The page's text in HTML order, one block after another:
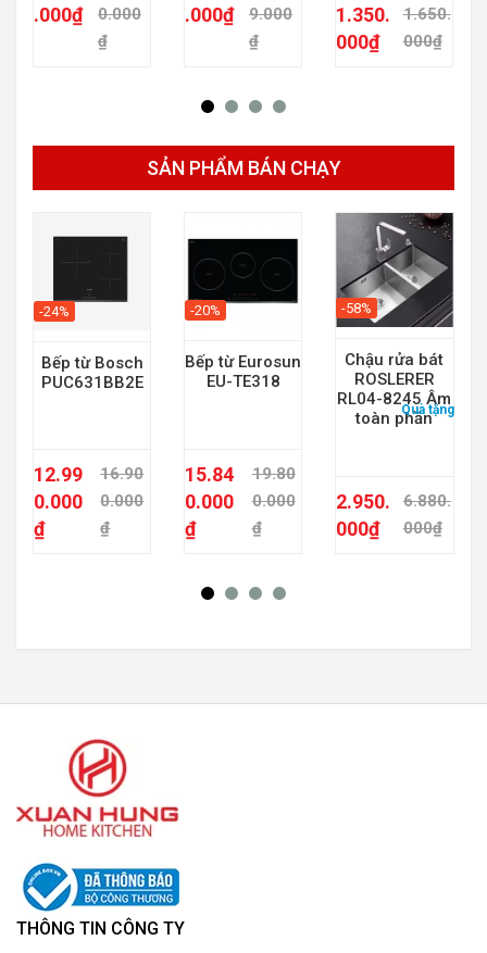
0.000
₫
.000₫
9.000
₫
.000₫
1.650.
000₫
1.350.
000₫
SẢN PHẨM BÁN CHẠY
-24%
Bếp từ Bosch
PUC631BB2E
16.90
0.000
₫
12.99
0.000
₫
-20%
Bếp từ Eurosun
EU-TE318
19.80
0.000
₫
15.84
0.000
₫
-58%
Chậu rửa bát
ROSLERER
RL04-8245 Âm
toàn phần
6.880.
000₫
2.950.
000₫
Quà tặng:
THÔNG TIN CÔNG TY